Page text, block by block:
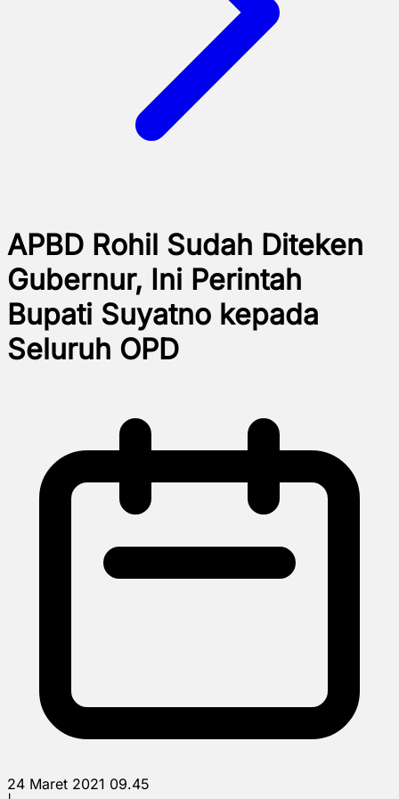
APBD Rohil Sudah Diteken
Gubernur, Ini Perintah
Bupati Suyatno kepada
Seluruh OPD
24 Maret 2021 09.45